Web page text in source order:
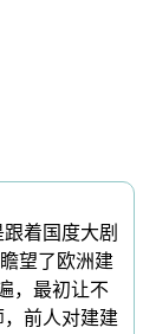
着国度大剧
望了欧洲建
，最初让不
前人对建建